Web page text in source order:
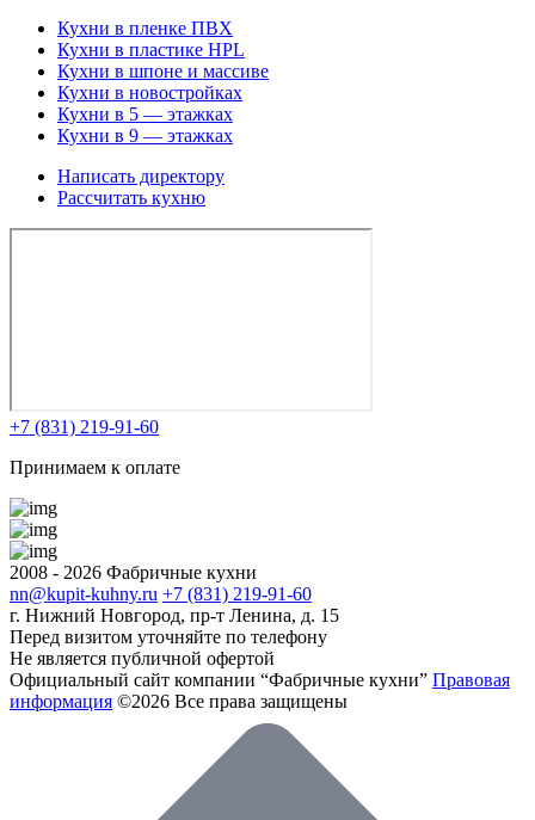
Кухни в пленке ПВХ
Кухни в пластике HPL
Кухни в шпоне и массиве
Кухни в новостройках
Кухни в 5 — этажках
Кухни в 9 — этажках
Написать директору
Рассчитать кухню
+7 (831) 219-91-60
Принимаем к оплате
2008 - 2026 Фабричные кухни
nn@kupit-kuhny.ru +7 (831) 219-91-60
г. Нижний Новгород, пр-т Ленина, д. 15
Перед визитом уточняйте по телефону
Не является публичной офертой
Официальный сайт компании “Фабричные кухни” Правовая
информация ©2026 Все права защищены